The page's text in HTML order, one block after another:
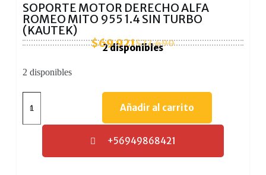
SOPORTE MOTOR DERECHO ALFA
ROMEO MITO 955 1.4 SIN TURBO
(KAUTEK)
$77.690
$69.921
2 disponibles
2 disponibles
Añadir al carrito
+56949868421